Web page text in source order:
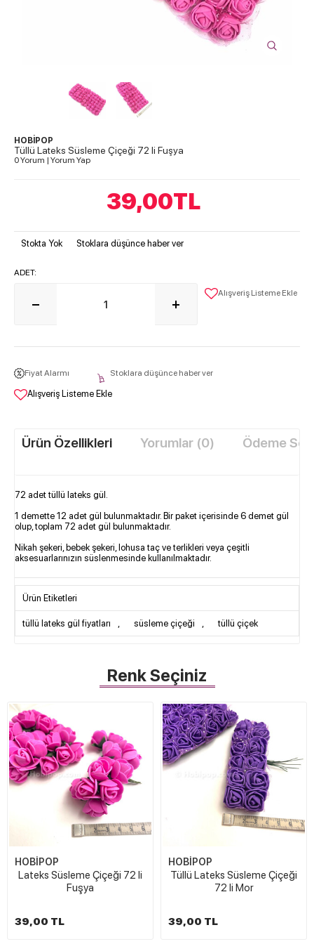
HOBİPOP
Tüllü Lateks Süsleme Çiçeği 72 li Fuşya
0 Yorum | Yorum Yap
39,00TL
Stokta Yok Stoklara düşünce haber ver
ADET:
Alışveriş Listeme Ekle
Fiyat Alarmı Stoklara düşünce haber ver
Alışveriş Listeme Ekle
Ürün Özellikleri Yorumlar (0) Ödeme
72 adet tüllü lateks gül.
1 demette 12 adet gül bulunmaktadır. Bir paket içerisinde 6 demet gül
olup, toplam 72 adet gül bulunmaktadır.
Nikah şekeri, bebek şekeri, lohusa taç ve terlikleri veya çeşitli
aksesuarlarınızın süslenmesinde kullanılmaktadır.
Ürün Etiketleri
tüllü lateks gül fiyatları , süsleme çiçeği , tüllü çiçek
Renk Seçiniz
HOBİPOP
Lateks Süsleme Çiçeği 72 li
Fuşya
39,00 TL
HOBİPOP
Tüllü Lateks Süsleme Çiçeği
72 li Mor
39,00 TL